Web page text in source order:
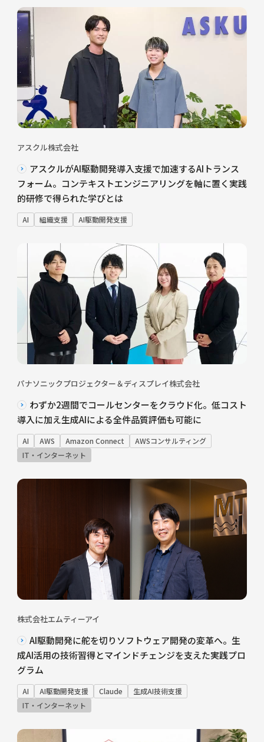
アスクル株式会社
アスクルがAI駆動開発導入支援で加速するAIトランス
フォーム。コンテキストエンジニアリングを軸に置く実践
的研修で得られた学びとは
AI 組織支援 AI駆動開発支援
パナソニックプロジェクター＆ディスプレイ株式会社
わずか2週間でコールセンターをクラウド化。低コスト
導入に加え生成AIによる全件品質評価も可能に
AI AWS Amazon Connect
AWSコンサルティング
IT・インターネット
株式会社エムティーアイ
AI駆動開発に舵を切りソフトウェア開発の変革へ。生
成AI活用の技術習得とマインドチェンジを支えた実践プロ
グラム
AI AI駆動開発支援 Claude
生成AI技術支援
IT・インターネット